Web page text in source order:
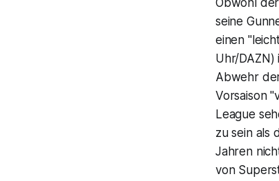
Obwohl
seine
einen
Uhr/DAZN)
Abwehr
Vorsaison
League
zu sein als
Jahren
von